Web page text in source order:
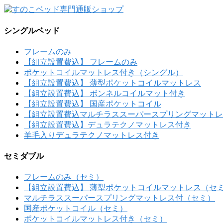
シングルベッド
フレームのみ
【組立設置費込】 フレームのみ
ポケットコイルマットレス付き（シングル）
【組立設置費込】 薄型ポケットコイルマットレス
【組立設置費込】 ボンネルコイルマット付き
【組立設置費込】 国産ポケットコイル
【組立設置費込マルチラススーパースプリングマット
【組立設置費込】デュラテクノマットレス付き
羊毛入りデュラテクノマットレス付き
セミダブル
フレームのみ（セミ）
【組立設置費込】 薄型ポケットコイルマットレス（セミ
マルチラススーパースプリングマットレス付（セミ）
国産ポケットコイル（セミ）
ポケットコイルマットレス付き（セミ）